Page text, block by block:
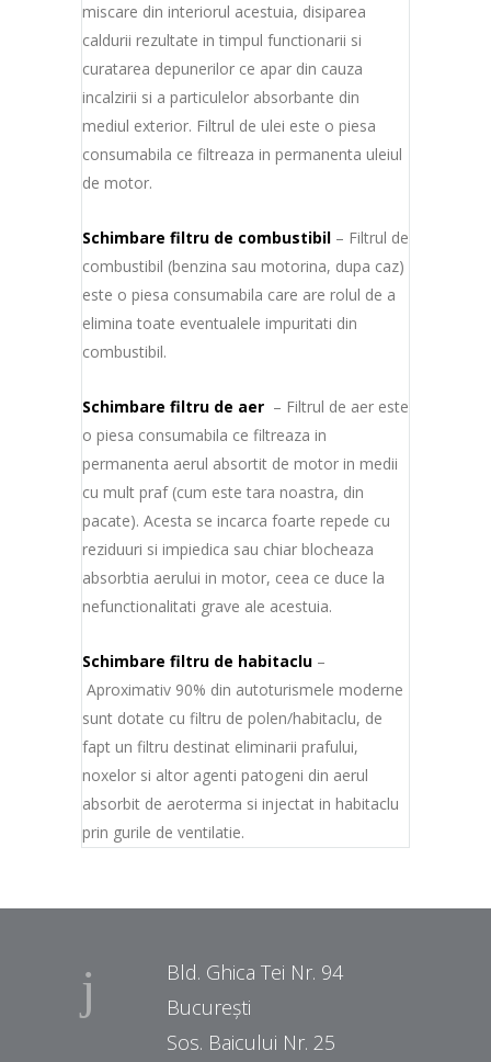
miscare din interiorul acestuia, disiparea
caldurii rezultate in timpul functionarii si
curatarea depunerilor ce apar din cauza
incalzirii si a particulelor absorbante din
mediul exterior. Filtrul de ulei este o piesa
consumabila ce filtreaza in permanenta uleiul
de motor.
Schimbare filtru de combustibil – Filtrul de
combustibil (benzina sau motorina, dupa caz)
este o piesa consumabila care are rolul de a
elimina toate eventualele impuritati din
combustibil.
Schimbare filtru de aer – Filtrul de aer este
o piesa consumabila ce filtreaza in
permanenta aerul absortit de motor in medii
cu mult praf (cum este tara noastra, din
pacate). Acesta se incarca foarte repede cu
reziduuri si impiedica sau chiar blocheaza
absorbtia aerului in motor, ceea ce duce la
nefunctionalitati grave ale acestuia.
Schimbare filtru de habitaclu –
Aproximativ 90% din autoturismele moderne
sunt dotate cu filtru de polen/habitaclu, de
fapt un filtru destinat eliminarii prafului,
noxelor si altor agenti patogeni din aerul
absorbit de aeroterma si injectat in habitaclu
prin gurile de ventilatie.
Bld. Ghica Tei Nr. 94
București
Sos. Baicului Nr. 25